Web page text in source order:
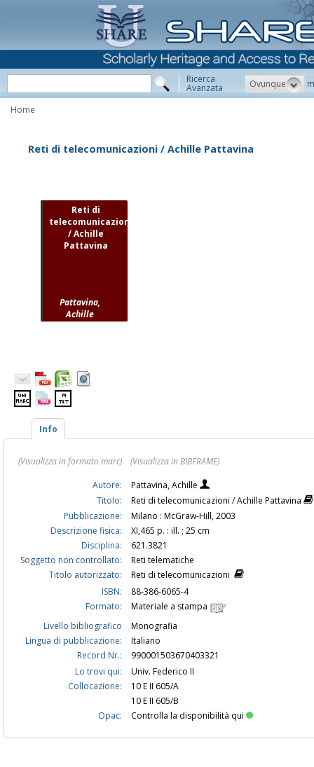
Ricerca
Avanzata Ovunque
Home
Reti di telecomunicazioni / Achille Pattavina
Reti di
telecomunicazioni
/ Achille
Pattavina
Pattavina,
Achille
Info
(Visualizza in formato marc)
(Visualizza in BIBFRAME)
Autore:
Pattavina, Achille
Titolo:
Reti di telecomunicazioni / Achille Pattavina
Pubblicazione:
Milano : McGraw-Hill, 2003
Descrizione fisica:
XI,465 p. : ill. ; 25 cm
Disciplina:
621.3821
Soggetto non controllato:
Reti telematiche
Titolo autorizzato:
Reti di telecomunicazioni
ISBN:
88-386-6065-4
Formato:
Materiale a stampa
Livello bibliografico
Monografia
Lingua di pubblicazione:
Italiano
Record Nr.:
990001503670403321
Lo trovi qui:
Univ. Federico II
Collocazione:
10 E II 605/A
10 E II 605/B
Opac:
Controlla la disponibilità qui